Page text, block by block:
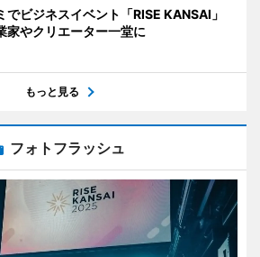
でビジネスイベント「RISE KANSAI」
家やクリエーター一堂に
もっと見る
フォトフラッシュ